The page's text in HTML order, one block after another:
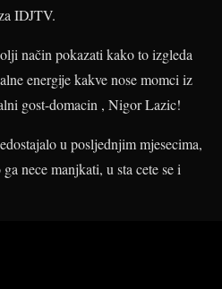
IDJTV.
način pokazati kako to izgleda
energije kakve nose momci iz
gost-domacin , Nigor Lazic!
u posljednjim mjesecima,
nece manjkati, u sta cete se i